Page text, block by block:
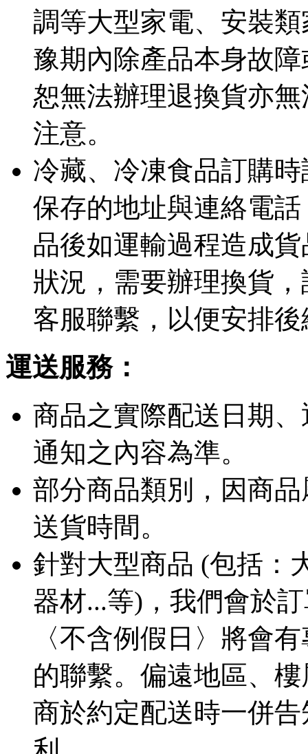
調等大型家電、安裝
豫期內除產品本身故
恕無法辦理退換貨亦
注意。
冷藏、冷凍食品訂購
保存的地址與連絡電
品後如運輸過程造成
狀況，需要辦理換貨
客服聯繫，以便安排
運送服務：
商品之實際配送日期
通知之內容為準。
部分商品類別，因商
送貨時間。
針對大型商品 (包括：
器材...等)，我們會於
〈不含例假日〉將會
的聯繫。偏遠地區、
商於約定配送時一併